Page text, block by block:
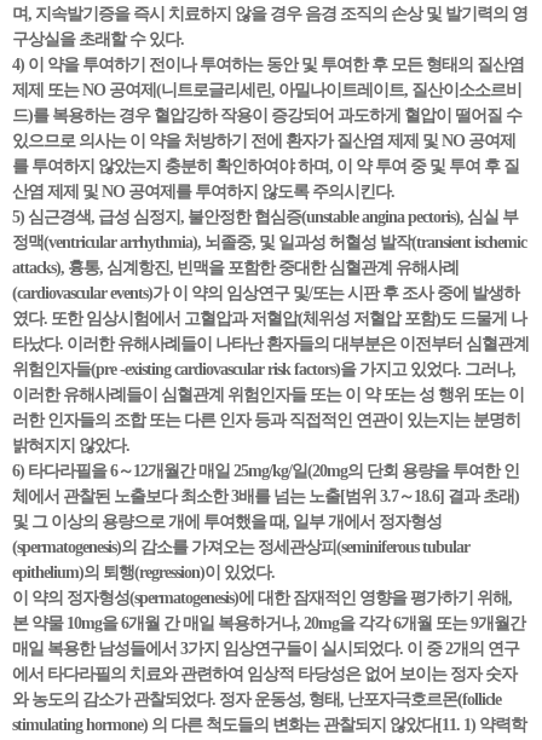
며, 지속발기증을 즉시 치료하지 않을 경우 음경 조직의 손상 및 발기력의 영
구상실을 초래할 수 있다.
4) 이 약을 투여하기 전이나 투여하는 동안 및 투여한 후 모든 형태의 질산염
제제 또는 NO 공여제(니트로글리세린, 아밀나이트레이트, 질산이소소르비
드)를 복용하는 경우 혈압강하 작용이 증강되어 과도하게 혈압이 떨어질 수
있으므로 의사는 이 약을 처방하기 전에 환자가 질산염 제제 및 NO 공여제
를 투여하지 않았는지 충분히 확인하여야 하며, 이 약 투여 중 및 투여 후 질
산염 제제 및 NO 공여제를 투여하지 않도록 주의시킨다.
5) 심근경색, 급성 심정지, 불안정한 협심증(unstable angina pectoris), 심실 부
정맥(ventricular arrhythmia), 뇌졸중, 및 일과성 허혈성 발작(transient ischemic
attacks), 흉통, 심계항진, 빈맥을 포함한 중대한 심혈관계 유해사례
(cardiovascular events)가 이 약의 임상연구 및/또는 시판 후 조사 중에 발생하
였다. 또한 임상시험에서 고혈압과 저혈압(체위성 저혈압 포함)도 드물게 나
타났다. 이러한 유해사례들이 나타난 환자들의 대부분은 이전부터 심혈관계
위험인자들(pre -existing cardiovascular risk factors)을 가지고 있었다. 그러나,
이러한 유해사례들이 심혈관계 위험인자들 또는 이 약 또는 성 행위 또는 이
러한 인자들의 조합 또는 다른 인자 등과 직접적인 연관이 있는지는 분명히
밝혀지지 않았다.
6) 타다라필을 6～12개월간 매일 25mg/kg/일(20mg의 단회 용량을 투여한 인
체에서 관찰된 노출보다 최소한 3배를 넘는 노출[범위 3.7～18.6] 결과 초래)
및 그 이상의 용량으로 개에 투여했을 때, 일부 개에서 정자형성
(spermatogenesis)의 감소를 가져오는 정세관상피(seminiferous tubular
epithelium)의 퇴행(regression)이 있었다.
이 약의 정자형성(spermatogenesis)에 대한 잠재적인 영향을 평가하기 위해,
본 약물 10mg을 6개월 간 매일 복용하거나, 20mg을 각각 6개월 또는 9개월간
매일 복용한 남성들에서 3가지 임상연구들이 실시되었다. 이 중 2개의 연구
에서 타다라필의 치료와 관련하여 임상적 타당성은 없어 보이는 정자 숫자
와 농도의 감소가 관찰되었다. 정자 운동성, 형태, 난포자극호르몬(follicle
stimulating hormone) 의 다른 척도들의 변화는 관찰되지 않았다[11. 1) 약력학